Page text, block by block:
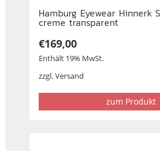
Hamburg Eyewear Hinnerk
creme transparent
€169,00
Enthält 19% MwSt.
zzgl.Versand
zum Produkt